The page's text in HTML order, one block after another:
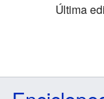
Última